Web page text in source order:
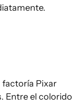
factoría Pixar
Entre el colorido